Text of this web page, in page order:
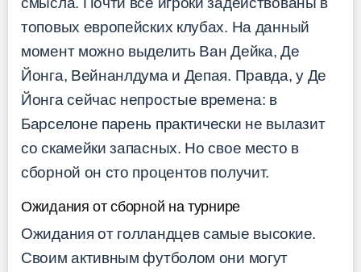
топовых европейских клубах. На данный
момент можно выделить Ван Дейка, Де
Йонга, Вейнанлдума и Депая. Правда, у Де
Йонга сейчас непростые времена: в
Барселоне парень практически не вылазит
со скамейки запасных. Но свое место в
сборной он сто процентов получит.
Ожидания от сборной на турнире
Ожидания от голландцев самые высокие.
Своим активным футболом они могут